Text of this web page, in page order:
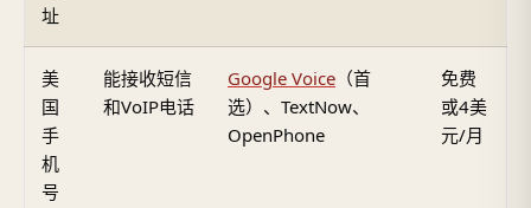
址
美
国
手
机
号
能接收短信
和VoIP电话
Google Voice （首
选）、TextNow、
OpenPhone
免费
或4美
元/月